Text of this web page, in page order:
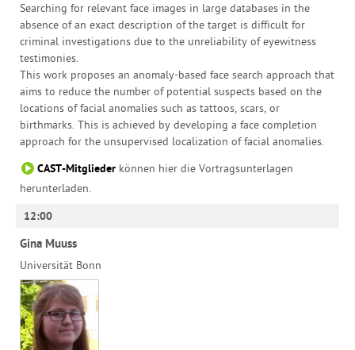
Searching for relevant face images in large databases in the
absence of an exact description of the target is difficult for
criminal investigations due to the unreliability of eyewitness
testimonies.
This work proposes an anomaly-based face search approach that
aims to reduce the number of potential suspects based on the
locations of facial anomalies such as tattoos, scars, or
birthmarks. This is achieved by developing a face completion
approach for the unsupervised localization of facial anomalies.
CAST-Mitglieder können hier die Vortragsunterlagen
herunterladen.
12:00
Gina Muuss
Universität Bonn